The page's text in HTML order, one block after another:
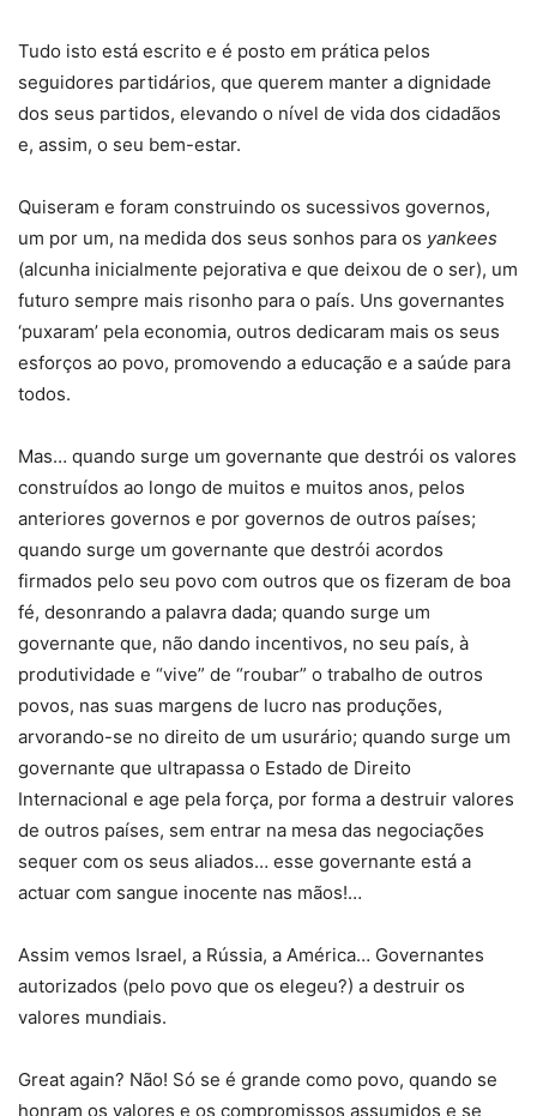
Tudo isto está escrito e é posto em prática pelos
seguidores partidários, que querem manter a dignidade
dos seus partidos, elevando o nível de vida dos cidadãos
e, assim, o seu bem-estar.
Quiseram e foram construindo os sucessivos governos,
um por um, na medida dos seus sonhos para os yankees
(alcunha inicialmente pejorativa e que deixou de o ser), um
futuro sempre mais risonho para o país. Uns governantes
‘puxaram’ pela economia, outros dedicaram mais os seus
esforços ao povo, promovendo a educação e a saúde para
todos.
Mas… quando surge um governante que destrói os valores
construídos ao longo de muitos e muitos anos, pelos
anteriores governos e por governos de outros países;
quando surge um governante que destrói acordos
firmados pelo seu povo com outros que os fizeram de boa
fé, desonrando a palavra dada; quando surge um
governante que, não dando incentivos, no seu país, à
produtividade e “vive” de “roubar” o trabalho de outros
povos, nas suas margens de lucro nas produções,
arvorando-se no direito de um usurário; quando surge um
governante que ultrapassa o Estado de Direito
Internacional e age pela força, por forma a destruir valores
de outros países, sem entrar na mesa das negociações
sequer com os seus aliados… esse governante está a
actuar com sangue inocente nas mãos!…
Assim vemos Israel, a Rússia, a América… Governantes
autorizados (pelo povo que os elegeu?) a destruir os
valores mundiais.
Great again? Não! Só se é grande como povo, quando se
honram os valores e os compromissos assumidos e se